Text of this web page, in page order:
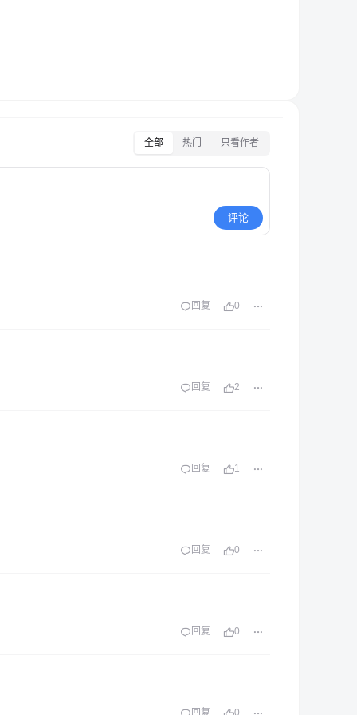
全部 热门 只看作者
评论
回复 0
回复 2
回复 1
回复 0
回复 0
回复 0